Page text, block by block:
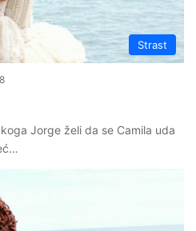
Strast
Jorge želi da se Camila uda